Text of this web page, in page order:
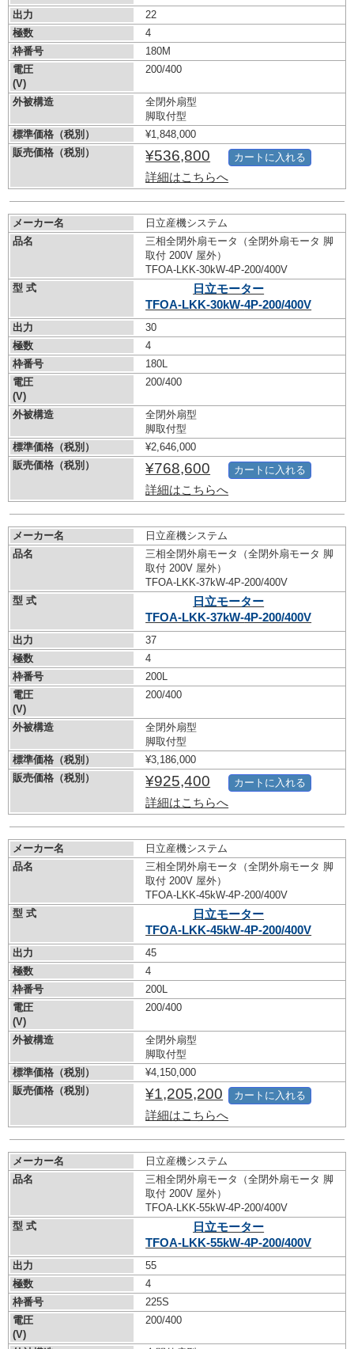
出力
22
極数
4
枠番号
180M
電圧
(V)
200/400
外被構造
全閉外扇型
脚取付型
標準価格（税別）
¥1,848,000
販売価格（税別）
¥536,800
詳細はこちらへ
カートに入れる
メーカー名
日立産機システム
品名
三相全閉外扇モータ（全閉外扇モータ 脚
取付 200V 屋外）
TFOA-LKK-30kW-4P-200/400V
型 式
日立モーター
TFOA-LKK-30kW-4P-200/400V
出力
30
極数
4
枠番号
180L
電圧
(V)
200/400
外被構造
全閉外扇型
脚取付型
標準価格（税別）
¥2,646,000
販売価格（税別）
¥768,600
詳細はこちらへ
カートに入れる
メーカー名
日立産機システム
品名
三相全閉外扇モータ（全閉外扇モータ 脚
取付 200V 屋外）
TFOA-LKK-37kW-4P-200/400V
型 式
日立モーター
TFOA-LKK-37kW-4P-200/400V
出力
37
極数
4
枠番号
200L
電圧
(V)
200/400
外被構造
全閉外扇型
脚取付型
標準価格（税別）
¥3,186,000
販売価格（税別）
¥925,400
詳細はこちらへ
カートに入れる
メーカー名
日立産機システム
品名
三相全閉外扇モータ（全閉外扇モータ 脚
取付 200V 屋外）
TFOA-LKK-45kW-4P-200/400V
型 式
日立モーター
TFOA-LKK-45kW-4P-200/400V
出力
45
極数
4
枠番号
200L
電圧
(V)
200/400
外被構造
全閉外扇型
脚取付型
標準価格（税別）
¥4,150,000
販売価格（税別）
¥1,205,200
詳細はこちらへ
カートに入れる
メーカー名
日立産機システム
品名
三相全閉外扇モータ（全閉外扇モータ 脚
取付 200V 屋外）
TFOA-LKK-55kW-4P-200/400V
型 式
日立モーター
TFOA-LKK-55kW-4P-200/400V
出力
55
極数
4
枠番号
225S
電圧
(V)
200/400